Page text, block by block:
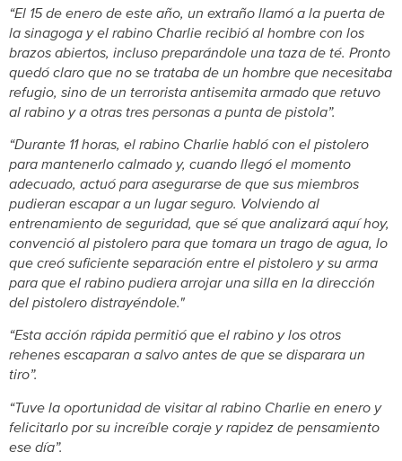
“El 15 de enero de este año, un extraño llamó a la puerta de
la sinagoga y el rabino Charlie recibió al hombre con los
brazos abiertos, incluso preparándole una taza de té. Pronto
quedó claro que no se trataba de un hombre que necesitaba
refugio, sino de un terrorista antisemita armado que retuvo
al rabino y a otras tres personas a punta de pistola”.
“Durante 11 horas, el rabino Charlie habló con el pistolero
para mantenerlo calmado y, cuando llegó el momento
adecuado, actuó para asegurarse de que sus miembros
pudieran escapar a un lugar seguro. Volviendo al
entrenamiento de seguridad, que sé que analizará aquí hoy,
convenció al pistolero para que tomara un trago de agua, lo
que creó suficiente separación entre el pistolero y su arma
para que el rabino pudiera arrojar una silla en la dirección
del pistolero distrayéndole."
“Esta acción rápida permitió que el rabino y los otros
rehenes escaparan a salvo antes de que se disparara un
tiro”.
“Tuve la oportunidad de visitar al rabino Charlie en enero y
felicitarlo por su increíble coraje y rapidez de pensamiento
ese día”.